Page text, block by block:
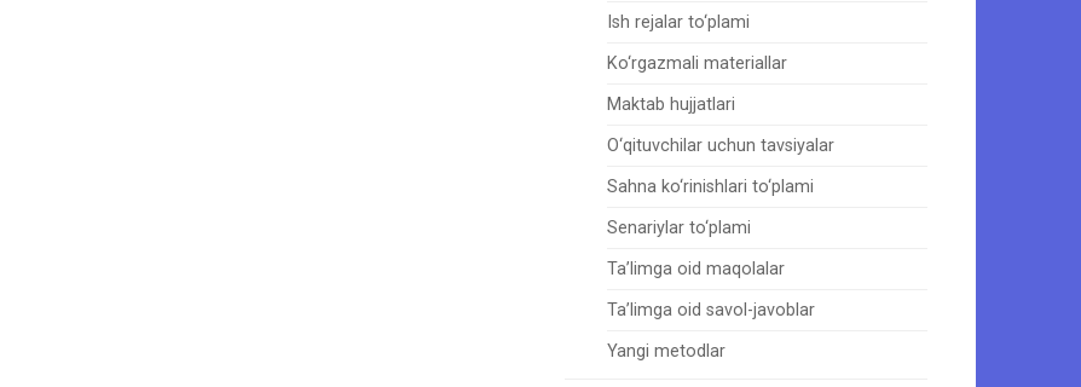
Ish rejalar to‘plami
Ko‘rgazmali materiallar
Maktab hujjatlari
O‘qituvchilar uchun tavsiyalar
Sahna ko‘rinishlari to‘plami
Senariylar to‘plami
Ta’limga oid maqolalar
Ta’limga oid savol-javoblar
Yangi metodlar